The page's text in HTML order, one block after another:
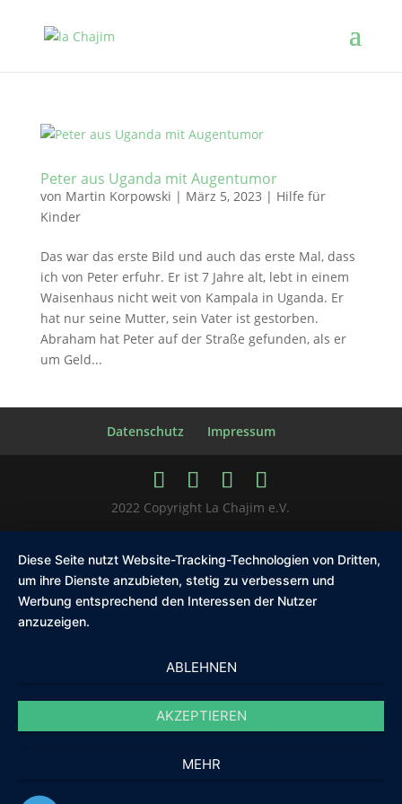
Peter aus Uganda mit Augentumor
von Martin Korpowski | März 5, 2023 | Hilfe für
Kinder
Das war das erste Bild und auch das erste Mal, dass
ich von Peter erfuhr. Er ist 7 Jahre alt, lebt in einem
Waisenhaus nicht weit von Kampala in Uganda. Er
hat nur seine Mutter, sein Vater ist gestorben.
Abraham hat Peter auf der Straße gefunden, als er
um Geld...
Datenschutz Impressum
2022 Copyright La Chajim e.V.
Diese Seite nutzt Website-Tracking-Technologien von Dritten,
um ihre Dienste anzubieten, stetig zu verbessern und
Werbung entsprechend den Interessen der Nutzer
anzuzeigen.
ABLEHNEN
AKZEPTIEREN
MEHR